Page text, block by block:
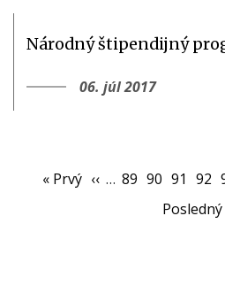
Národný štipendijný
06. júl 2017
Pagination
First
« Prvý Previous
‹‹ … Page
89 Page
90 Page
91 92
Posledná
Posledný